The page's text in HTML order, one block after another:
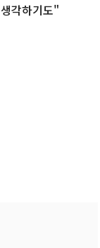
각하기도"